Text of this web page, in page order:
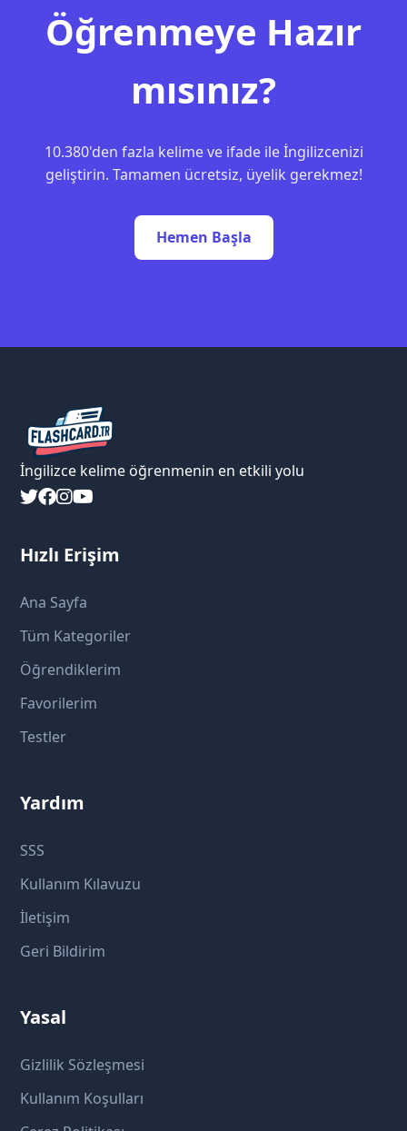
Öğrenmeye Hazır
mısınız?
10.380'den fazla kelime ve ifade ile İngilizcenizi
geliştirin. Tamamen ücretsiz, üyelik gerekmez!
Hemen Başla
İngilizce kelime öğrenmenin en etkili yolu
Hızlı Erişim
Ana Sayfa
Tüm Kategoriler
Öğrendiklerim
Favorilerim
Testler
Yardım
SSS
Kullanım Kılavuzu
İletişim
Geri Bildirim
Yasal
Gizlilik Sözleşmesi
Kullanım Koşulları